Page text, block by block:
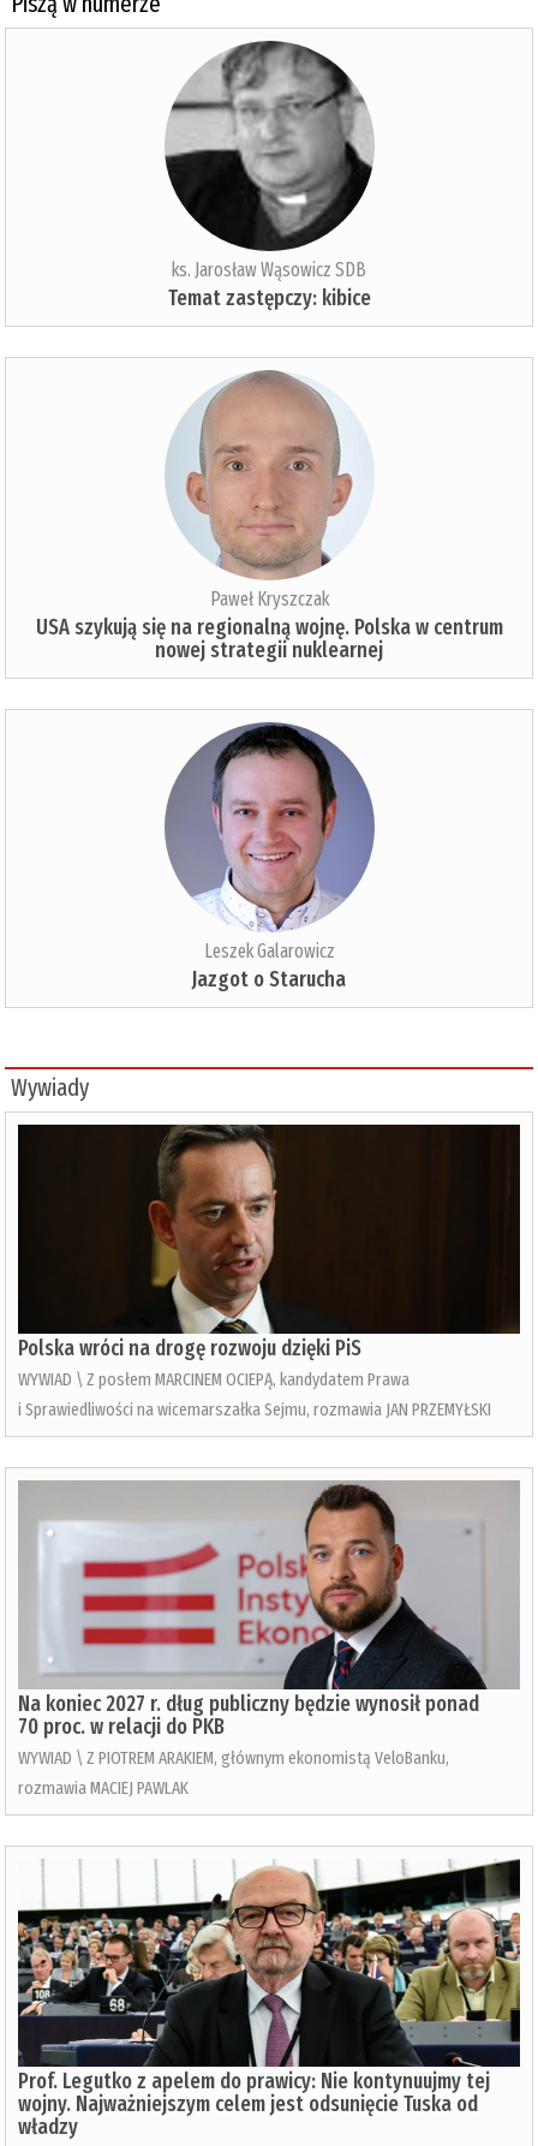
ks. Jarosław Wąsowicz SDB
Temat zastępczy: kibice
Paweł Kryszczak
USA szykują się na regionalną wojnę. Polska w centrum
nowej strategii nuklearnej
Leszek Galarowicz
Jazgot o Starucha
Wywiady
Polska wróci na drogę rozwoju dzięki PiS
WYWIAD \ Z posłem MARCINEM OCIEPĄ, kandydatem Prawa
i Sprawiedliwości na wicemarszałka Sejmu, rozmawia JAN PRZEMYŁSKI
Na koniec 2027 r. dług publiczny będzie wynosił ponad
70 proc. w relacji do PKB
WYWIAD \ Z PIOTREM ARAKIEM, głównym ekonomistą VeloBanku,
rozmawia MACIEJ PAWLAK
Prof. Legutko z apelem do prawicy: Nie kontynuujmy tej
wojny. Najważniejszym celem jest odsunięcie Tuska od
władzy